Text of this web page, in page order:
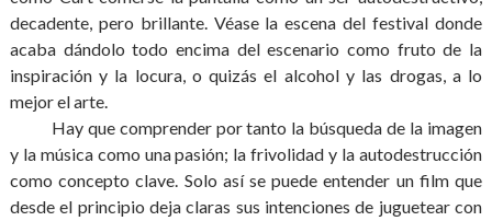
decadente, pero brillante. Véase la escena del festival donde
acaba dándolo todo encima del escenario como fruto de la
inspiración y la locura, o quizás el alcohol y las drogas, a lo
mejor el arte.
Hay que comprender por tanto la búsqueda de la imagen
y la música como una pasión; la frivolidad y la autodestrucción
como concepto clave. Solo así se puede entender un film que
desde el principio deja claras sus intenciones de juguetear con